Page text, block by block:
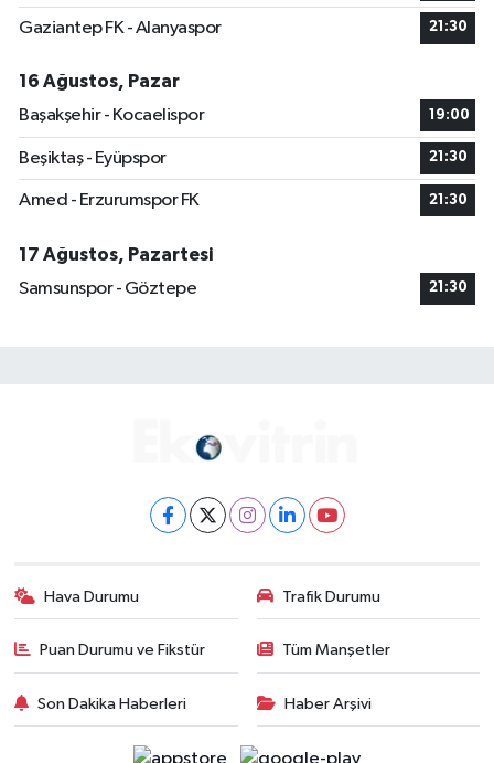
Gaziantep FK - Alanyaspor 21:30
16 Ağustos, Pazar
Başakşehir - Kocaelispor
19:00
Beşiktaş - Eyüpspor 21:30
Amed - Erzurumspor FK 21:30
17 Ağustos, Pazartesi
Samsunspor - Göztepe
21:30
Hava Durumu Trafik Durumu
Puan Durumu ve Fikstür Tüm Manşetler
Son Dakika Haberleri Haber Arşivi